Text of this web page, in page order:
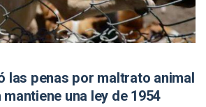
las penas por maltrato animal
una ley de 1954